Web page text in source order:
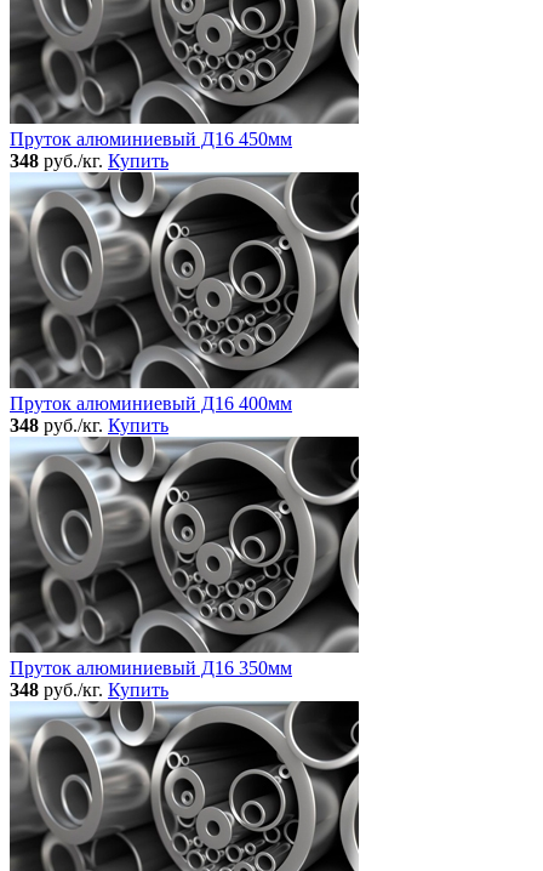
Пруток алюминиевый Д16 450мм
348 руб./кг. Купить
Пруток алюминиевый Д16 400мм
348 руб./кг. Купить
Пруток алюминиевый Д16 350мм
348 руб./кг. Купить